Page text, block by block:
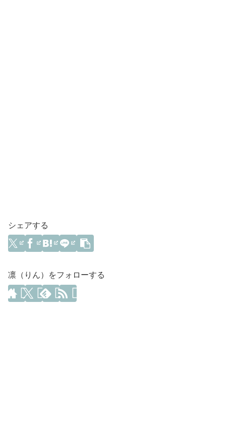
シェアする
凛（りん）をフォローする